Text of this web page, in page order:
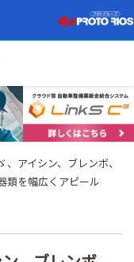
、アイシン、ブレンボ、
類を幅広くアピール